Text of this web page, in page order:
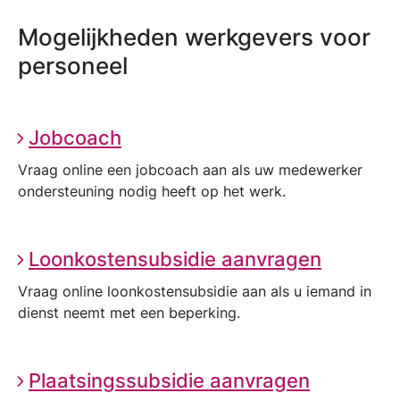
Mogelijkheden werkgevers voor
personeel
Jobcoach
Vraag online een jobcoach aan als uw medewerker
ondersteuning nodig heeft op het werk.
Loonkostensubsidie aanvragen
Vraag online loonkostensubsidie aan als u iemand in
dienst neemt met een beperking.
Plaatsingssubsidie aanvragen